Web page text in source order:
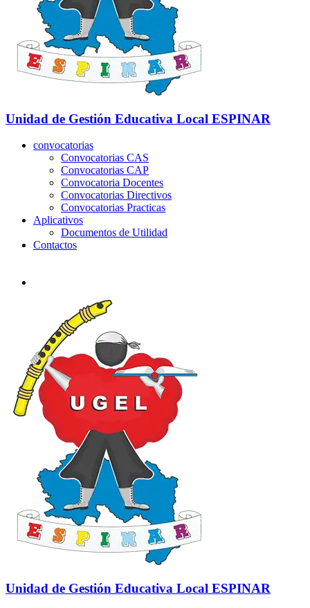
Unidad de Gestión Educativa Local ESPINAR
convocatorias
Convocatorias CAS
Convocatorias CAP
Convocatoria Docentes
Convocatorias Directivos
Convocatorias Practicas
Aplicativos
Documentos de Utilidad
Contactos
Unidad de Gestión Educativa Local ESPINAR